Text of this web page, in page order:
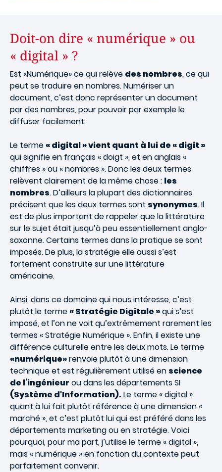
Doit-on dire « numérique » ou
« digital » ?
Est «Numérique» ce qui relève des nombres, ce qui
peut se traduire en nombres. Numériser un
document, c’est donc représenter un document
par des nombres, pour pouvoir par exemple le
diffuser facilement.
Le terme « digital » vient quant à lui de « digit »
qui signifie en français « doigt », et en anglais «
chiffres » ou « nombres ». Donc les deux termes
relèvent clairement de la même chose : les
nombres. D’ailleurs la plupart des dictionnaires
précisent que les deux termes sont synonymes. Il
est de plus important de rappeler que la littérature
sur le sujet était jusqu’à peu essentiellement anglo-
saxonne. Certains termes dans la pratique se sont
imposés. De plus, la stratégie elle aussi s’est
fortement construite sur une littérature
américaine.
Ainsi, dans ce domaine qui nous intéresse, c’est
plutôt le terme « Stratégie Digitale »qui s’est
imposé, et l’on ne voit qu’extrêmement rarement les
termes « Stratégie Numérique ». Enfin, il existe une
différence culturelle entre les deux mots. Le terme
«numérique»renvoie plutôt à une dimension
technique et est régulièrement utilisé en science
de l’ingénieur ou dans les départements SI
(Système d'Information).Le terme « digital »
quant à lui fait plutôt référence à une dimension «
marché », et c’est plutôt lui qui est préféré dans les
départements marketing ou en stratégie. Voici
pourquoi, pour ma part, j’utilise le terme « digital »,
mais « numérique » en fonction du contexte peut
parfaitement convenir.